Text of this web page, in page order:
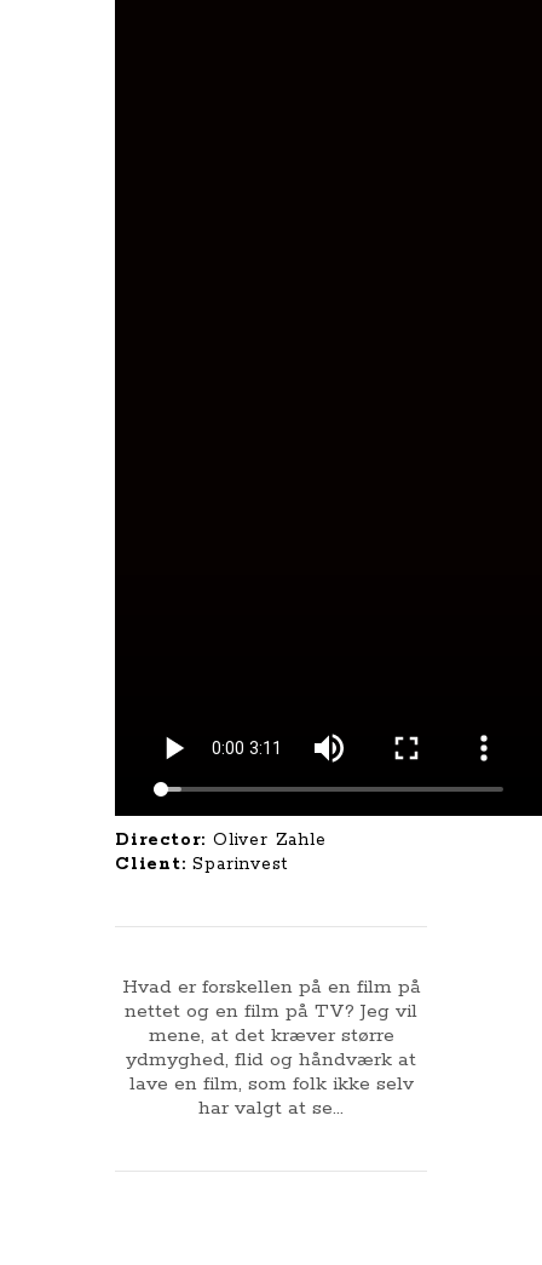
Director: Oliver Zahle
Client:Sparinvest
Hvad er forskellen på en film på
nettet og en film på TV? Jeg vil
mene, at det kræver større
ydmyghed, flid og håndværk at
lave en film, som folk ikke selv
har valgt at se...